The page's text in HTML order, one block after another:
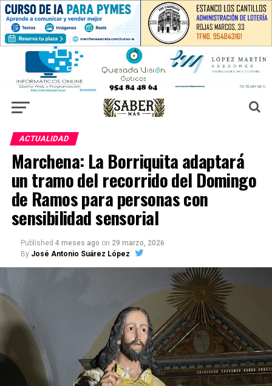
ACTUALIDAD
Marchena: La Borriquita adaptará
un tramo del recorrido del Domingo
de Ramos para personas con
sensibilidad sensorial
Published 4 meses ago on 29 marzo, 2026
By José Antonio Suárez López